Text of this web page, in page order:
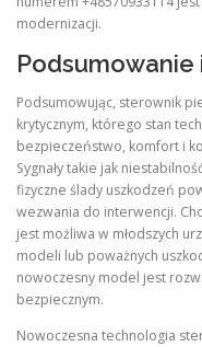
modernizacji.
Podsumowując, sterownik
krytycznym, którego stan
bezpieczeństwo, komfort i
Sygnały takie jak
fizyczne ślady uszkodzeń
wezwania do interwencji.
jest możliwa w młodszych
modeli lub poważnych
nowoczesny model jest
bezpiecznym.
Nowoczesna technologia